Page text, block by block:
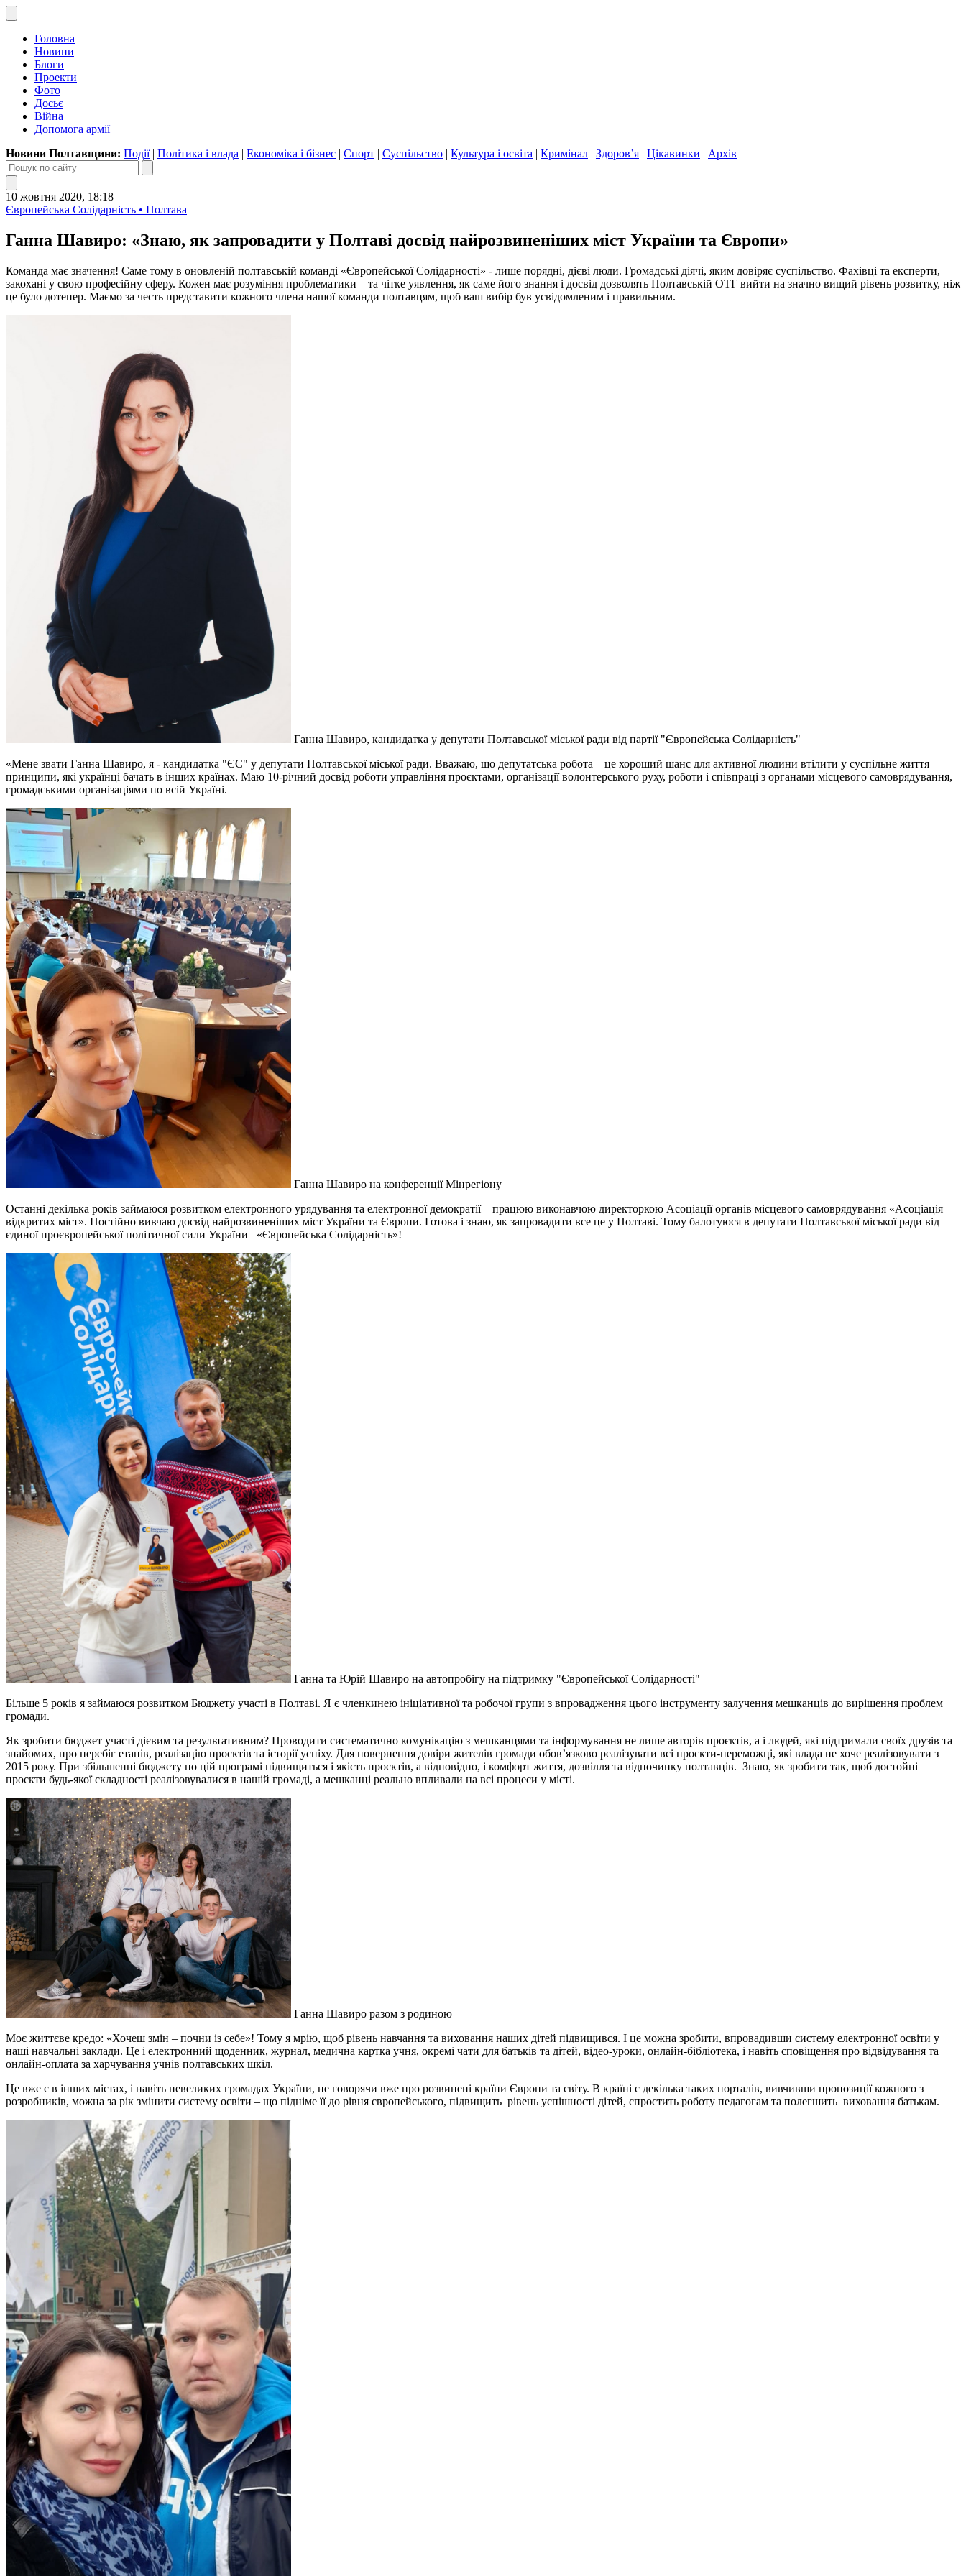
Головна
Новини
Блоги
Проекти
Фото
Досьє
Війна
Допомога армії
Новини Полтавщини: Події| Політика і влада | Економіка і бізнес | Спорт | Суспільство | Культура і освіта | Кримінал | Здоров’я | Цікавинки | Архів
10 жовтня 2020, 18:18
Європейська Солідарність • Полтава
Ганна Шавиро: «Знаю, як запровадити у Полтаві досвід найрозвиненіших міст України та Європи»
Команда має значення! Саме тому в оновленій полтавській команді «Європейської Солідарності» - лише порядні, дієві люди. Громадські діячі, яким довіряє суспільство. Фахівці та експерти,
закохані у свою професійну сферу. Кожен має розуміння проблематики – та чітке уявлення, як саме його знання і досвід дозволять Полтавській ОТГ вийти на значно вищий рівень розвитку, ніж
це було дотепер. Маємо за честь представити кожного члена нашої команди полтавцям, щоб ваш вибір був усвідомленим і правильним.
Ганна Шавиро, кандидатка у депутати Полтавської міської ради від партії "Європейська Солідарність"
«Мене звати Ганна Шавиро, я - кандидатка "ЄС" у депутати Полтавської міської ради. Вважаю, що депутатська робота – це хороший шанс для активної людини втілити у суспільне життя
принципи, які українці бачать в інших країнах. Маю 10-річний досвід роботи управління проєктами, організації волонтерського руху, роботи і співпраці з органами місцевого самоврядування,
громадськими організаціями по всій Україні.
Ганна Шавиро на конференції Мінрегіону
Останні декілька років займаюся розвитком електронного урядування та електронної демократії – працюю виконавчою директоркою Асоціації органів місцевого самоврядування «Асоціація
відкритих міст». Постійно вивчаю досвід найрозвиненіших міст України та Європи. Готова і знаю, як запровадити все це у Полтаві. Тому балотуюся в депутати Полтавської міської ради від
єдиної проєвропейської політичної сили України –«Європейська Солідарність»!
Ганна та Юрій Шавиро на автопробігу на підтримку "Європейської Солідарності"
Більше 5 років я займаюся розвитком Бюджету участі в Полтаві. Я є членкинею ініціативної та робочої групи з впровадження цього інструменту залучення мешканців до вирішення проблем
громади.
Як зробити бюджет участі дієвим та результативним? Проводити систематично комунікацію з мешканцями та інформування не лише авторів проєктів, а і людей, які підтримали своїх друзів та
знайомих, про перебіг етапів, реалізацію проєктів та історії успіху. Для повернення довіри жителів громади обов’язково реалізувати всі проєкти-переможці, які влада не хоче реалізовувати з
2015 року. При збільшенні бюджету по цій програмі підвищиться і якість проєктів, а відповідно, і комфорт життя, дозвілля та відпочинку полтавців. Знаю, як зробити так, щоб достойні
проєкти будь-якої складності реалізовувалися в нашій громаді, а мешканці реально впливали на всі процеси у місті.
Ганна Шавиро разом з родиною
Моє життєве кредо: «Хочеш змін – почни із себе»! Тому я мрію, щоб рівень навчання та виховання наших дітей підвищився. І це можна зробити, впровадивши систему електронної освіти у
наші навчальні заклади. Це і електронний щоденник, журнал, медична картка учня, окремі чати для батьків та дітей, відео-уроки, онлайн-бібліотека, і навіть сповіщення про відвідування та
онлайн-оплата за харчування учнів полтавських шкіл.
Це вже є в інших містах, і навіть невеликих громадах України, не говорячи вже про розвинені країни Європи та світу. В країні є декілька таких порталів, вивчивши пропозиції кожного з
розробників, можна за рік змінити систему освіти – що підніме її до рівня європейського, підвищить рівень успішності дітей, спростить роботу педагогам та полегшить виховання батькам.